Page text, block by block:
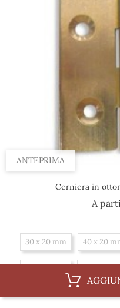
ANTEPRIMA
Cerniera in
A
30 x 20 mm 40 x 20
80 x 40 mm 80 x 50